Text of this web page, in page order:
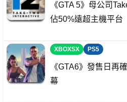
《GTA 5》母公司
佔50%遠超主機平台
XBOXSX PS5
《GTA6》發售日再
幕